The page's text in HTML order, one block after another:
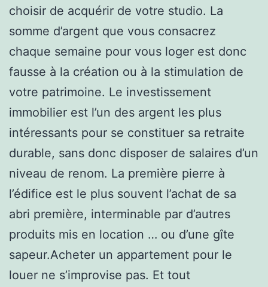
choisir de acquérir de votre studio. La
somme d’argent que vous consacrez
chaque semaine pour vous loger est donc
fausse à la création ou à la stimulation de
votre patrimoine. Le investissement
immobilier est l’un des argent les plus
intéressants pour se constituer sa retraite
durable, sans donc disposer de salaires d’un
niveau de renom. La première pierre à
l’édifice est le plus souvent l’achat de sa
abri première, interminable par d’autres
produits mis en location … ou d’une gîte
sapeur.Acheter un appartement pour le
louer ne s’improvise pas. Et tout